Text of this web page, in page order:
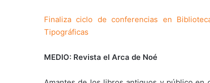
Finaliza ciclo de conferencias en
Tipográficas
MEDIO: Revista el Arca de Noé